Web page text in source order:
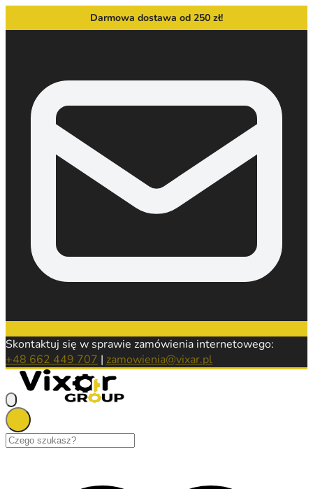
Darmowa dostawa od 250 zł!
Skontaktuj się w sprawie zamówienia internetowego:
+48 662 449 707 | zamowienia@vixar.pl